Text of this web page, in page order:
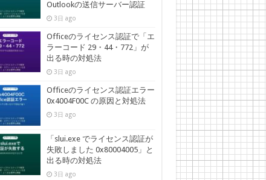
Outlookの送信サーバー認証
3日 ago
Officeのライセンス認証で「エ
ラーコード 29・44・772」が
出る時の対処法
3日 ago
Officeのライセンス認証エラー
0x4004F00C の原因と対処法
3日 ago
「slui.exe でライセンス認証が
失敗しました 0x80004005」と
出る時の対処法
3日 ago